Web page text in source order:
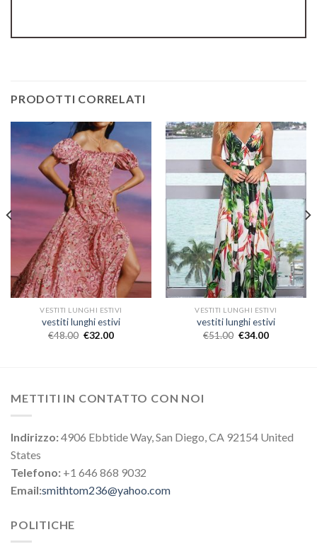
PRODOTTI CORRELATI
VESTITI LUNGHI ESTIVI
vestiti lunghi estivi
€48.00 €32.00
VESTITI LUNGHI ESTIVI
vestiti lunghi estivi
€51.00 €34.00
METTITI IN CONTATTO CON NOI
Indirizzo:4906 Ebbtide Way, San Diego, CA 92154 United
States
Telefono: +1 646 868 9032
Email:smithtom236@yahoo.com
POLITICHE